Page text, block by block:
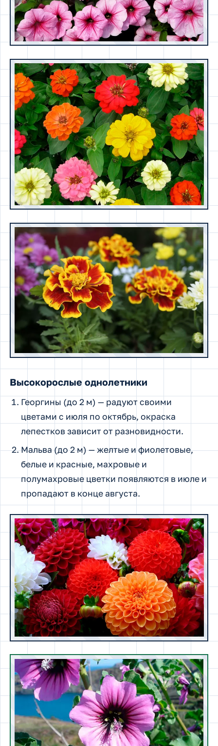
Высокорослые однолетники
Георгины (до 2 м) — радуют своими
цветами с июля по октябрь, окраска
лепестков зависит от разновидности.
Мальва (до 2 м) — желтые и фиолетовые,
белые и красные, махровые и
полумахровые цветки появляются в июле и
пропадают в конце августа.